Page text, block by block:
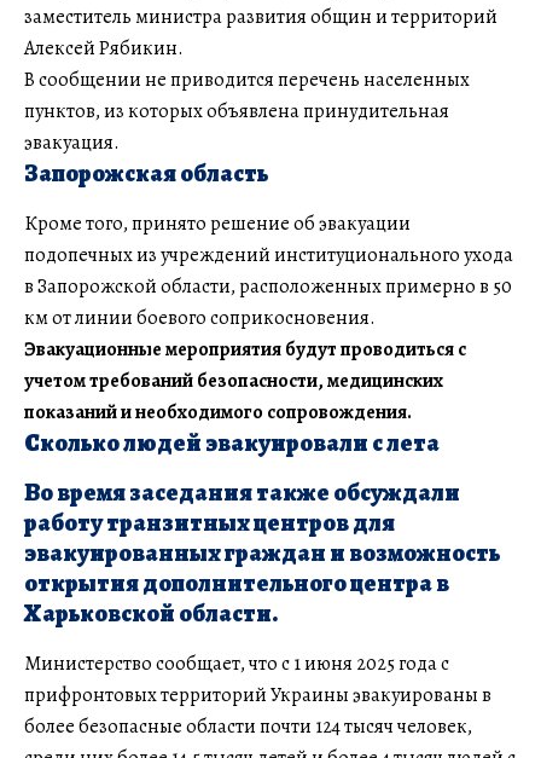
заместитель министра развития общин и территорий
Алексей Рябикин.
В сообщении не приводится перечень населенных
пунктов, из которых объявлена принудительная
эвакуация.
Запорожская область
Кроме того, принято решение об эвакуации
подопечных из учреждений институционального ухода
в Запорожской области, расположенных примерно в 50
км от линии боевого соприкосновения.
Эвакуационные мероприятия будут проводиться с
учетом требований безопасности, медицинских
показаний и необходимого сопровождения.
Сколько людей эвакуировали с лета
Во время заседания также обсуждали
работу транзитных центров для
эвакуированных граждан и возможность
открытия дополнительного центра в
Харьковской области.
Министерство сообщает, что с 1 июня 2025 года с
прифронтовых территорий Украины эвакуированы в
более безопасные области почти 124 тысяч человек,